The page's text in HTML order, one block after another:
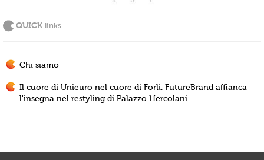
QUICK links
Chi siamo
Il cuore di Unieuro nel cuore di Forlì. FutureBrand affianca
l'insegna nel restyling di Palazzo Hercolani